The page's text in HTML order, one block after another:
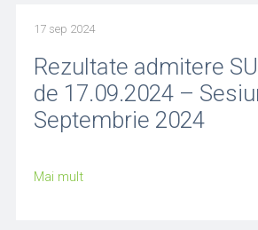
17 sep 2024
Rezultate admitere
de 17.09.2024 –
Septembrie 2024
Mai mult